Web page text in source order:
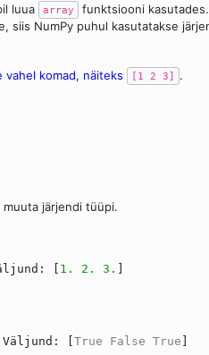
luua
array
funktsiooni
siis NumPy puhul kasutatakse
vahel komad, näiteks [1 2 3] .
järjendi tüüpi.
[1. 2. 3. ]
[True False True ]